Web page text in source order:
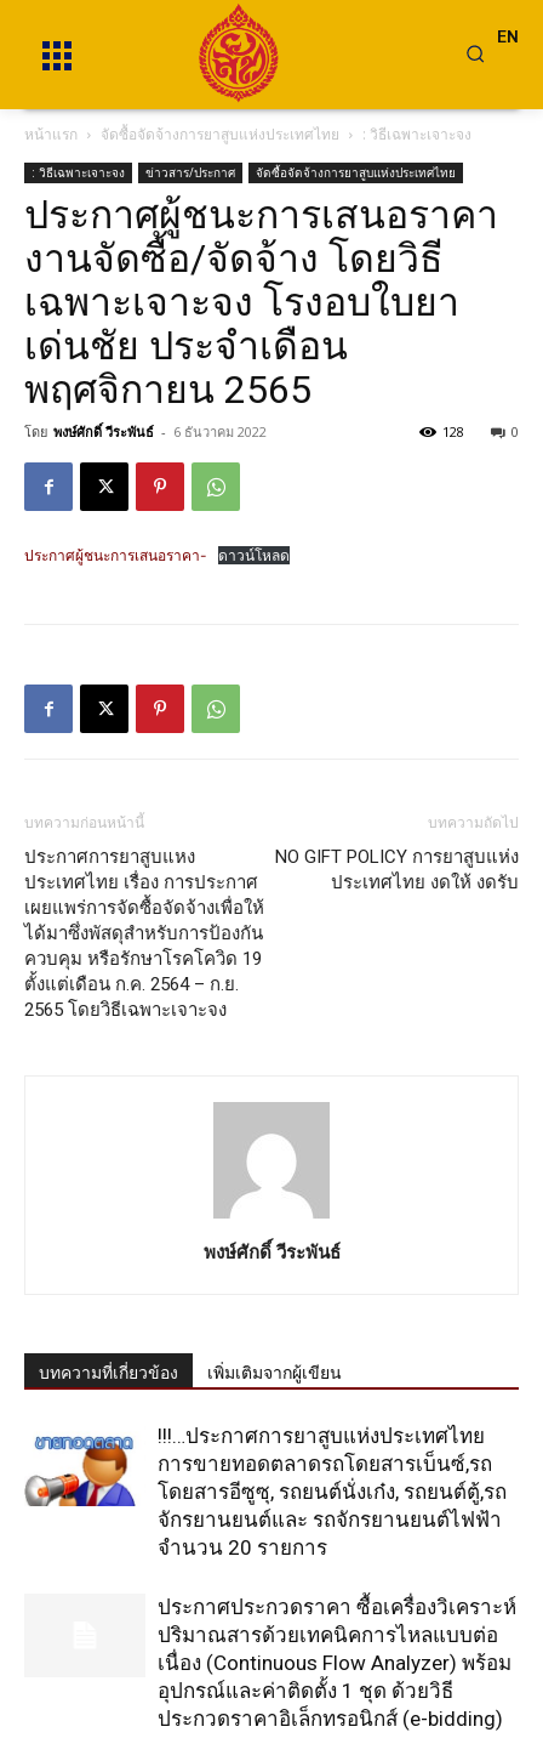
EN
หน้าแรก จัดซื้อจัดจ้างการยาสูบแห่งประเทศไทย : วิธีเฉพาะเจาะจง
: วิธีเฉพาะเจาะจง ข่าวสาร/ประกาศ จัดซื้อจัดจ้างการยาสูบแห่งประเทศไทย
ประกาศผู้ชนะการเสนอราคา
งานจัดซื้อ/จัดจ้าง โดยวิธี
เฉพาะเจาะจง โรงอบใบยา
เด่นชัย ประจำเดือน
พฤศจิกายน 2565
โดย พงษ์ศักดิ์ วีระพันธ์ - 6 ธันวาคม 2022 0
128
ประกาศผู้ชนะการเสนอราคา- ดาวน์โหลด
บทความก่อนหน้านี้
ประกาศการยาสูบแหง
ประเทศไทย เรื่อง การประกาศ
เผยแพร่การจัดซื้อจัดจ้างเพื่อให้
ได้มาซึ่งพัสดุสำหรับการป้องกัน
ควบคุม หรือรักษาโรคโควิด 19
ตั้งแต่เดือน ก.ค. 2564 – ก.ย.
2565 โดยวิธีเฉพาะเจาะจง
บทความถัดไป
NO GIFT POLICY การยาสูบแห่ง
ประเทศไทย งดให้ งดรับ
พงษ์ศักดิ์ วีระพันธ์
บทความที่เกี่ยวข้อง เพิ่มเติมจากผู้เขียน
!!!…ประกาศการยาสูบแห่งประเทศไทย
การขายทอดตลาดรถโดยสารเบ็นซ์,รถ
โดยสารอีซูซุ, รถยนต์นั่งเก๋ง, รถยนต์ตู้,รถ
จักรยานยนต์และ รถจักรยานยนต์ไฟฟ้า
จำนวน 20 รายการ
ประกาศประกวดราคา ซื้อเครื่องวิเคราะห์
ปริมาณสารด้วยเทคนิคการไหลแบบต่อ
เนื่อง (Continuous Flow Analyzer) พร้อม
อุปกรณ์และค่าติดตั้ง 1 ชุด ด้วยวิธี
ประกวดราคาอิเล็กทรอนิกส์ (e-bidding)